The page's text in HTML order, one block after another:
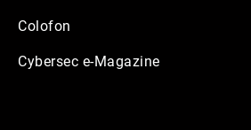
Colofon
Cybersec e-Magazine